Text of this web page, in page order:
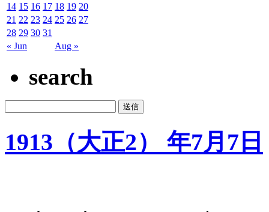
« Jun Aug »
14 15 16 17 18 19 20
21 22 23 24 25 26 27
28 29 30 31
search
1913（大正2） 年7月7日